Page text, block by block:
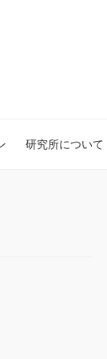
研究所について